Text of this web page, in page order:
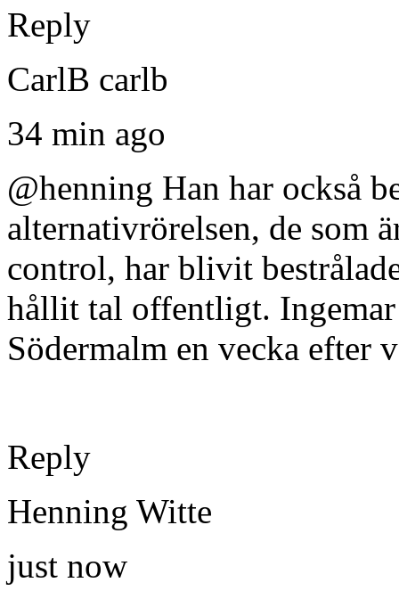
Reply
CarlB carlb
34 min ago
@henning Han har också
alternativrörelsen, de som
control, har blivit
hållit tal offentligt.
Södermalm en vecka efter
Reply
Henning Witte
just now